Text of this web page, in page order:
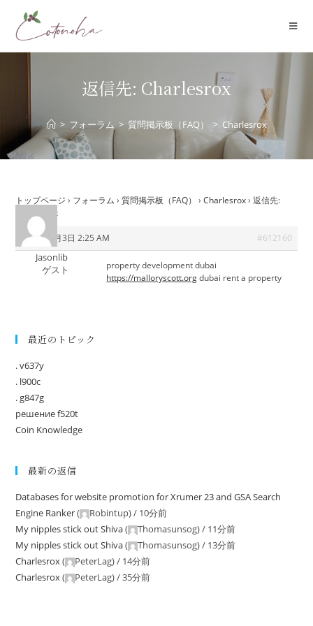
返信先: Charlesrox
> フォーラム > 質問掲示板（FAQ） > Charlesrox
トップページ › フォーラム › 質問掲示板（FAQ） › Charlesrox › 返信先:
Charlesrox
2026年6月3日 2:25 AM #612160
Jasonlib
ゲスト
property development dubai
https://malloryscott.orgdubai rent a property
最近のトピック
. v637y
. l900c
. g847g
решение f520t
Coin Knowledge
最新の返信
Databases for website promotion for Xrumer 23 and GSA Search
Engine Ranker( Robintup) / 10分前
My nipples stick out Shiva( Thomasunsog) / 11分前
My nipples stick out Shiva( Thomasunsog) / 13分前
Charlesrox( PeterLag) / 14分前
Charlesrox( PeterLag) /35分前